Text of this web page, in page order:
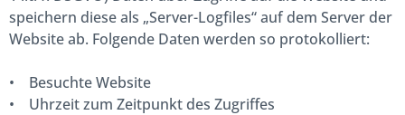
speichern diese als „Server-Logfiles“ auf dem Server der
Website ab. Folgende Daten werden so protokolliert:
• Besuchte Website
• Uhrzeit zum Zeitpunkt des Zugriffes